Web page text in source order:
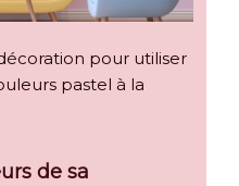
pour utiliser
pastel à la
de sa